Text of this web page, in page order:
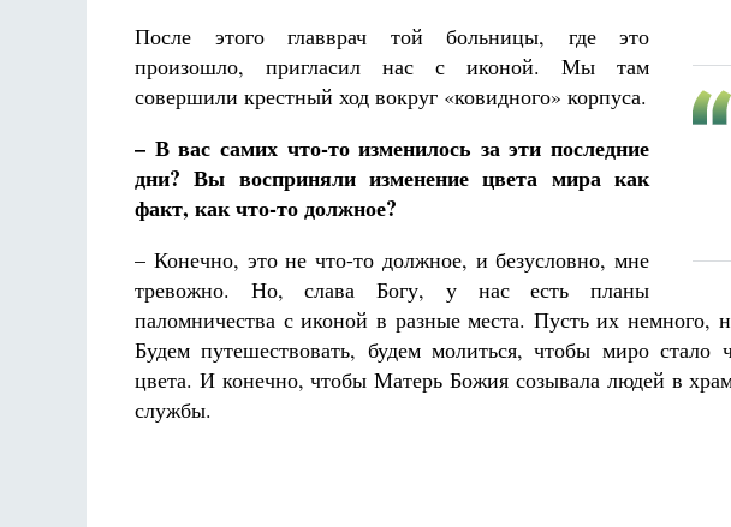
После этого главврач той больницы, где это
произошло, пригласил нас с иконой. Мы там
совершили крестный ход вокруг «ковидного» корпуса.
– В вас самих что-то изменилось за эти последние
дни? Вы восприняли изменение цвета мира как
факт, как что-то должное?
– Конечно, это не что-то должное, и безусловно, мне
тревожно. Но, слава Богу, у нас есть планы
паломничества с иконой в разные места. Пусть их немного,
Будем путешествовать, будем молиться, чтобы миро
цвета. И конечно, чтобы Матерь Божия созывала людей в
службы.